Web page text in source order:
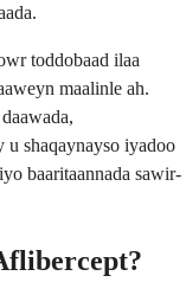
toddobaad ilaa
maalinle ah.
u shaqaynayso iyadoo
baaritaannada sawir-